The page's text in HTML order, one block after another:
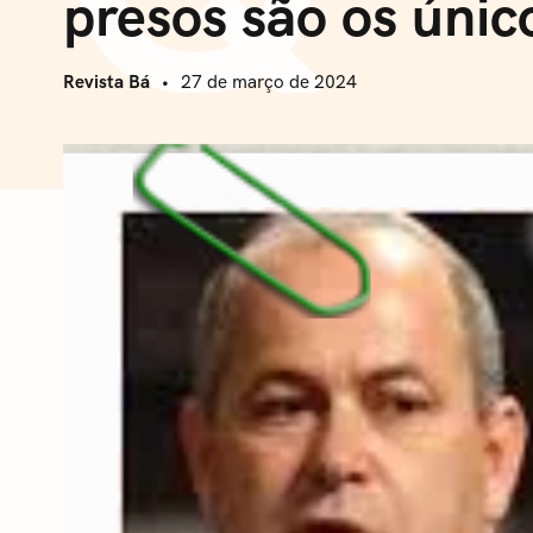
presos são os
Revista Bá 27 de março de 2024